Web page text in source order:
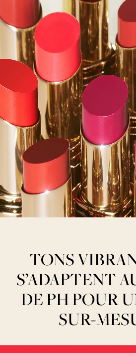
TONS
S’ADAPTENT
DE PH POUR
SUR-